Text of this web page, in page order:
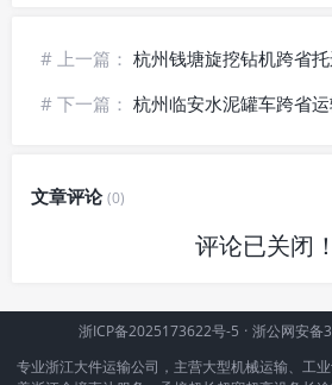
# 上一篇： 杭州钱塘旋挖钻机跨省托运保险怎么
# 下一篇： 杭州临安水泥罐车跨省运输限宽怎
文章评论(0)
评论已关闭！
浙ICP备2025173622号-5 · 浙公网安备
专业浙江大件运输公司，主营大型机械运输、工